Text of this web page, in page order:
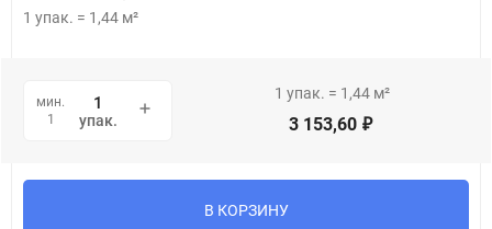
1 упак. = 1,44 м²
мин.
1
упак.
1 упак. = 1,44 м²
3 153,60 ₽
В КОРЗИНУ